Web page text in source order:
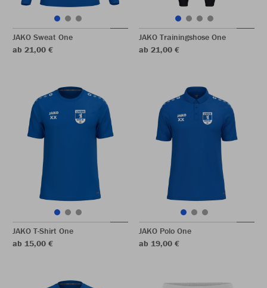
JAKO Sweat One
ab 21,00 €
JAKO Trainingshose One
ab 21,00 €
JAKO T-Shirt One
ab 15,00 €
JAKO Polo One
ab 19,00 €